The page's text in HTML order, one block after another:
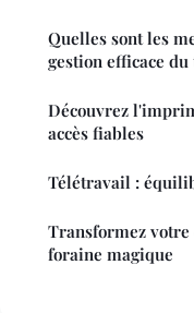
Quelles sont les
gestion efficace du
Découvrez
accès fiables
Télétravail :
Transformez votre
foraine magique